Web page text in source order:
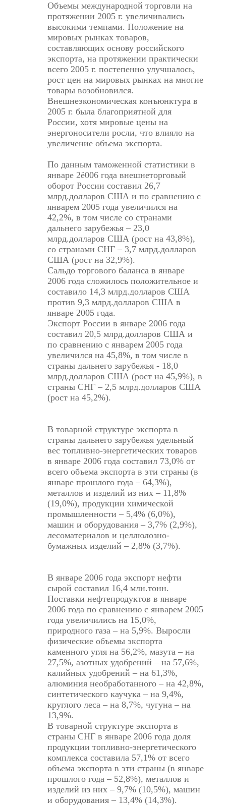
Объемы международной торговли на
протяжении 2005 г. увеличивались
высокими темпами. Положение на
мировых рынках товаров,
составляющих основу российского
экспорта, на протяжении практически
всего 2005 г. постепенно улучшалось,
рост цен на мировых рынках на многие
товары возобновился.
Внешнеэкономическая конъюнктура в
2005 г. была благоприятной для
России, хотя мировые цены на
энергоносители росли, что влияло на
увеличение объема экспорта.
По данным таможенной статистики в
январе 2ё006 года внешнеторговый
оборот России составил 26,7
млрд.долларов США и по сравнению с
январем 2005 года увеличился на
42,2%, в том числе со странами
дальнего зарубежья – 23,0
млрд.долларов США (рост на 43,8%),
со странами СНГ – 3,7 млрд.долларов
США (рост на 32,9%).
Сальдо торгового баланса в январе
2006 года сложилось положительное и
составило 14,3 млрд.долларов США
против 9,3 млрд.долларов США в
январе 2005 года.
Экспорт России в январе 2006 года
составил 20,5 млрд.долларов США и
по сравнению с январем 2005 года
увеличился на 45,8%, в том числе в
страны дальнего зарубежья - 18,0
млрд.долларов США (рост на 45,9%), в
страны СНГ – 2,5 млрд.долларов США
(рост на 45,2%).
В товарной структуре экспорта в
страны дальнего зарубежья удельный
вес топливно-энергетических товаров
в январе 2006 года составил 73,0% от
всего объема экспорта в эти страны (в
январе прошлого года – 64,3%),
металлов и изделий из них – 11,8%
(19,0%), продукции химической
промышленности – 5,4% (6,0%),
машин и оборудования – 3,7% (2,9%),
лесоматериалов и целлюлозно-
бумажных изделий – 2,8% (3,7%).
В январе 2006 года экспорт нефти
сырой составил 16,4 млн.тонн.
Поставки нефтепродуктов в январе
2006 года по сравнению с январем 2005
года увеличились на 15,0%,
природного газа – на 5,9%. Выросли
физические объемы экспорта
каменного угля на 56,2%, мазута – на
27,5%, азотных удобрений – на 57,6%,
калийных удобрений – на 61,3%,
алюминия необработанного – на 42,8%,
синтетического каучука – на 9,4%,
круглого леса – на 8,7%, чугуна – на
13,9%.
В товарной структуре экспорта в
страны СНГ в январе 2006 года доля
продукции топливно-энергетического
комплекса составила 57,1% от всего
объема экспорта в эти страны (в январе
прошлого года – 52,8%), металлов и
изделий из них – 9,7% (10,5%), машин
и оборудования – 13,4% (14,3%).